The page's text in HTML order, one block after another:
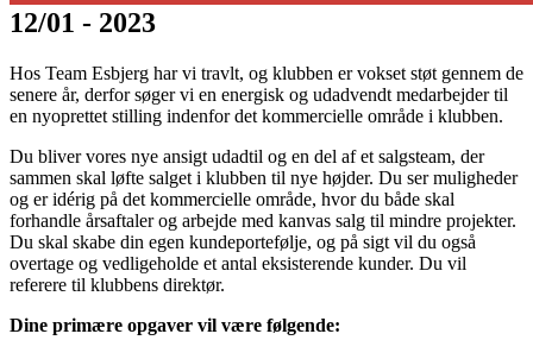
12/01 - 2023
Hos Team Esbjerg har vi travlt, og klubben er vokset støt gennem de
senere år, derfor søger vi en energisk og udadvendt medarbejder til
en nyoprettet stilling indenfor det kommercielle område i klubben.
Du bliver vores nye ansigt udadtil og en del af et salgsteam, der
sammen skal løfte salget i klubben til nye højder. Du ser muligheder
og er idérig på det kommercielle område, hvor du både skal
forhandle årsaftaler og arbejde med kanvas salg til mindre projekter.
Du skal skabe din egen kundeportefølje, og på sigt vil du også
overtage og vedligeholde et antal eksisterende kunder. Du vil
referere til klubbens direktør.
Dine primære opgaver vil være følgende: